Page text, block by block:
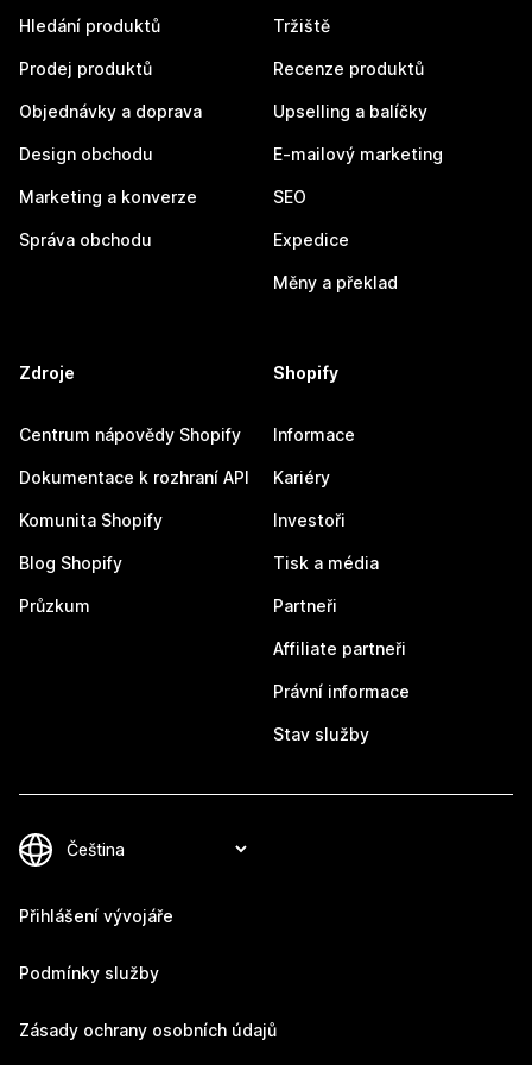
Hledání produktů
Prodej produktů
Objednávky a doprava
Design obchodu
Marketing a konverze
Správa obchodu
Tržiště
Recenze produktů
Upselling a balíčky
E-mailový marketing
SEO
Expedice
Měny a překlad
Zdroje
Centrum nápovědy Shopify
Dokumentace k rozhraní API
Komunita Shopify
Blog Shopify
Průzkum
Shopify
Informace
Kariéry
Investoři
Tisk a média
Partneři
Affiliate partneři
Právní informace
Stav služby
Přihlášení vývojáře
Podmínky služby
Zásady ochrany osobních údajů